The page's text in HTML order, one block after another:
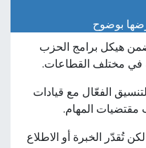
ضمن هيكل برامج الحزب
في مختلف القطاعات.
الفعّال مع قيادات
المهام.
تُقدّر الخبرة أو الاطلاع